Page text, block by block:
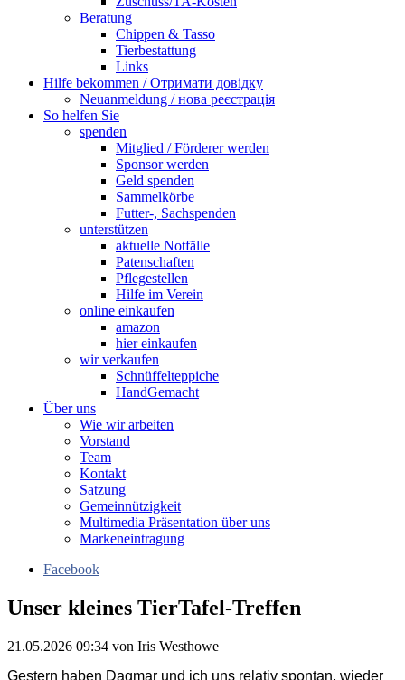
Beratung
Chippen & Tasso
Tierbestattung
Links
Hilfe bekommen / Отримати довідку
Neuanmeldung / нова реєстрація
So helfen Sie
spenden
Mitglied / Förderer werden
Sponsor werden
Geld spenden
Sammelkörbe
Futter-, Sachspenden
unterstützen
aktuelle Notfälle
Patenschaften
Pflegestellen
Hilfe im Verein
online einkaufen
amazon
hier einkaufen
wir verkaufen
Schnüffelteppiche
HandGemacht
Über uns
Wie wir arbeiten
Vorstand
Team
Kontakt
Satzung
Gemeinnützigkeit
Multimedia Präsentation über uns
Markeneintragung
Facebook
Unser kleines TierTafel-Treffen
21.05.2026 09:34 von Iris Westhowe
Gestern haben Dagmar und ich uns relativ spontan, wieder